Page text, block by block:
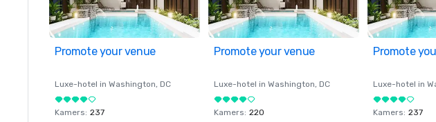
Promote your venue
Luxe-hotel in Washington, DC
Kamers: 237
Promote your venue
Luxe-hotel in Washington, DC
Kamers: 220
Promote
Luxe-hotel in
Kamers: 237